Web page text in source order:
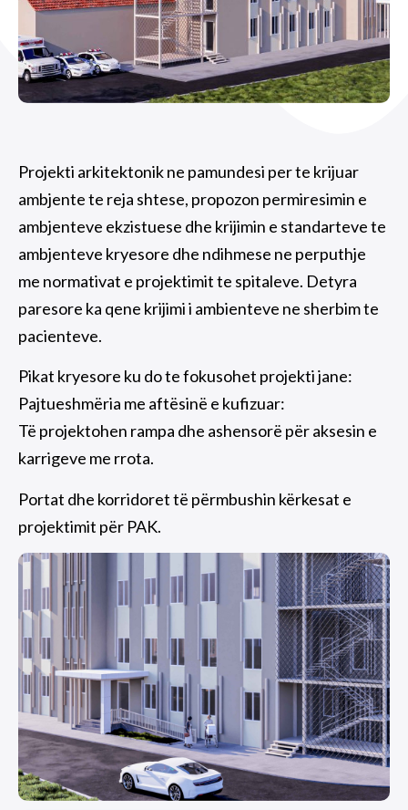
Projekti arkitektonik ne pamundesi per te krijuar
ambjente te reja shtese, propozon permiresimin e
ambjenteve ekzistuese dhe krijimin e standarteve te
ambjenteve kryesore dhe ndihmese ne perputhje
me normativat e projektimit te spitaleve. Detyra
paresore ka qene krijimi i ambienteve ne sherbim te
pacienteve.
Pikat kryesore ku do te fokusohet projekti jane:
Pajtueshmëria me aftësinë e kufizuar:
Të projektohen rampa dhe ashensorë për aksesin e
karrigeve me rrota.
Portat dhe korridoret të përmbushin kërkesat e
projektimit për PAK.